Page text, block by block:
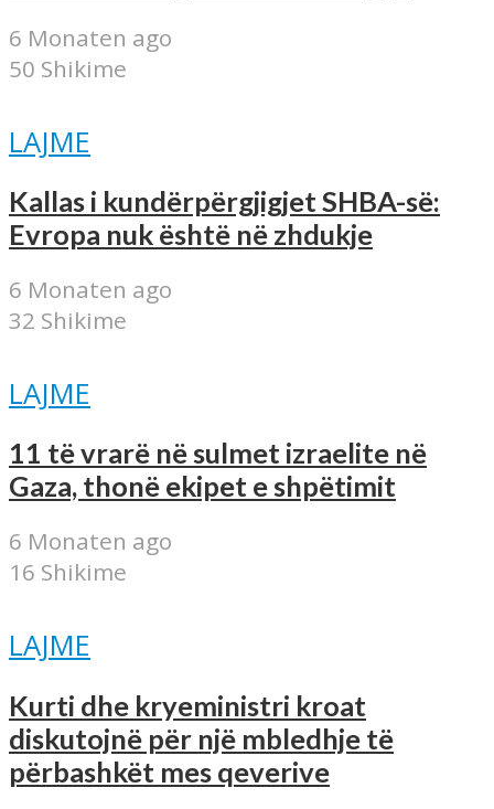
6 Monaten ago
50 Shikime
LAJME
Kallas i kundërpërgjigjet SHBA-së:
Evropa nuk është në zhdukje
6 Monaten ago
32 Shikime
LAJME
11 të vrarë në sulmet izraelite në
Gaza, thonë ekipet e shpëtimit
6 Monaten ago
16 Shikime
LAJME
Kurti dhe kryeministri kroat
diskutojnë për një mbledhje të
përbashkët mes qeverive